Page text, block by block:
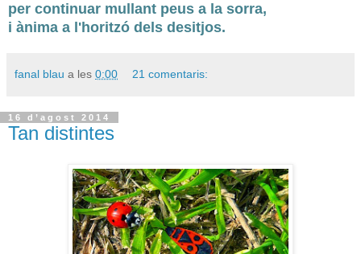
per continuar mullant peus a la sorra,
i ànima a l'horitzó dels desitjos.
fanal blau a les 0:00 21 comentaris:
16 d’agost 2014
Tan distintes